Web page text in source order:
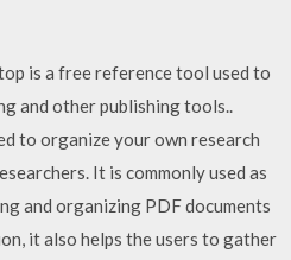
is a free reference tool used to
and other publishing tools..
to organize your own research
It is commonly used as
and organizing PDF documents
it also helps the users to gather